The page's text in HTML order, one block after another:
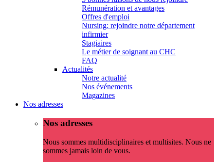
Rémunération et avantages
Offres d'emploi
Nursing: rejoindre notre département
infirmier
Stagiaires
Le métier de soignant au CHC
FAQ
Actualités
Notre actualité
Nos événements
Magazines
Nos adresses
Nos adresses
Nous sommes multidisciplinaires et multisites. Nous ne
sommes jamais loin de vous.